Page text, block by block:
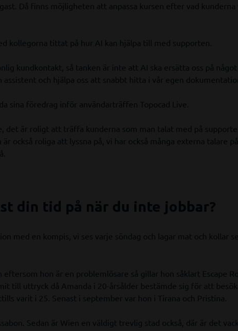
Då finns möjligheten att anpassa kursen efter vad
kollegorna tittat på hur AI kan hjälpa till med supporten.
kundkontakt, så tanken är inte att AI ska ersätta oss på något
assistent och hjälpa oss att snabbt hitta i vår egen
sina föredrag inför användarträffen Topocad Live.
det är roligt att träffa kunderna som man talat med på
också roliga att lyssna på, vi har också många externa talare
din tid på när du inte jobbar?
med en kompis, vi ses varje söndag och lagar mat och kollar
hon är en problemlösare så gillar hon såklart Escape
till uttryck då Amanda i 20-årsålder bestämde sig för att
varit i 25. Senast i september var hon i Tirana och Pristina.
Sedan är Wien en väldigt trevlig stad också, där är det